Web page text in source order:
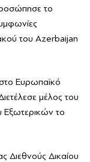
το
του Azerbaijan
Ευρωπαϊκό
μέλος του
Εξωτερικών το
Διεθνούς Δικαίου